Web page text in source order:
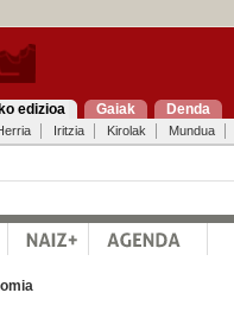
edizioa Gaiak Denda
Iritzia Kirolak Mundua